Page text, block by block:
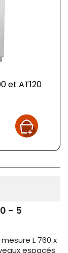
et AT120
- 5
mesure L 760 x
espacés